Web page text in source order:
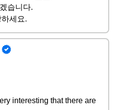
습니다.
세요.
interesting that there are